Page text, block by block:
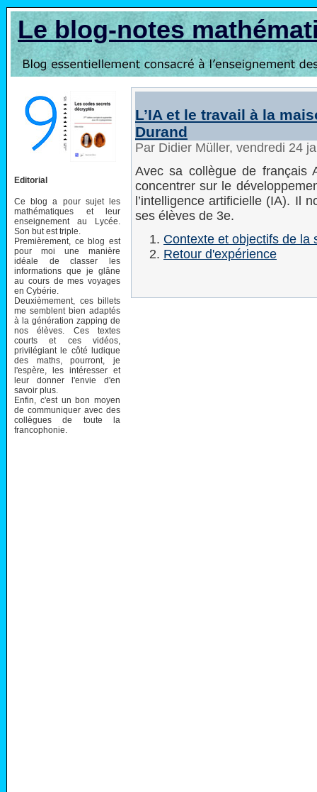
Le blog-notes
Editorial
Ce blog a pour sujet les
mathématiques et leur
enseignement au Lycée.
Son but est triple.
Premièrement, ce blog est
pour moi une manière
idéale de classer les
informations que je glâne
au cours de mes voyages
en Cybérie.
Deuxièmement, ces billets
me semblent bien adaptés
à la génération zapping de
nos élèves. Ces textes
courts et ces vidéos,
privilégiant le côté ludique
des maths, pourront, je
l'espère, les intéresser et
leur donner l'envie d'en
savoir plus.
Enfin, c'est un bon moyen
de communiquer avec des
collègues de toute la
francophonie.
L’IA et le travail à la
Durand
Par Didier Müller, vendredi 24
Avec sa collègue de français
concentrer sur le
l’intelligence artificielle (IA). Il
ses élèves de 3e.
Contexte et objectifs de la
Retour d'expérience